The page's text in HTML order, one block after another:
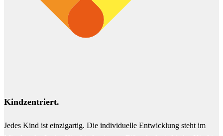
Kindzentriert.
Jedes Kind ist einzigartig. Die individuelle Entwicklung steht im